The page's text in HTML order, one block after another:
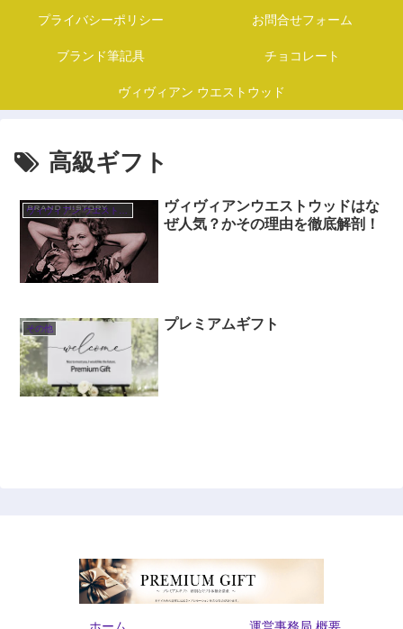
プライバシーポリシー お問合せフォーム
ブランド筆記具 チョコレート
ヴィヴィアン ウエストウッド
高級ギフト
ヴィヴィアン ウエストウッド
ヴィヴィアンウエストウッドはな
ぜ人気？かその理由を徹底解剖！
その他 プレミアムギフト